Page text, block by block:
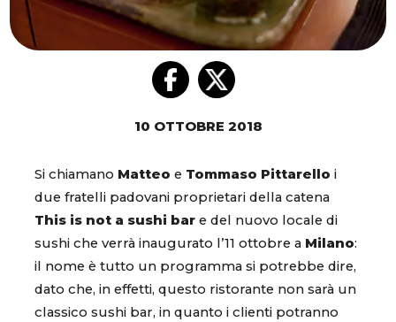
10 OTTOBRE 2018
Si chiamano Matteo e Tommaso Pittarello i
due fratelli padovani proprietari della catena
This is not a sushi bar e del nuovo locale di
sushi che verrà inaugurato l’11 ottobre a Milano:
il nome è tutto un programma si potrebbe dire,
dato che, in effetti, questo ristorante non sarà un
classico sushi bar, in quanto i clienti potranno